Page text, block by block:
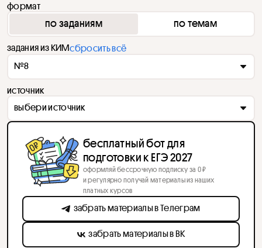
формат
по заданиям по темам
задания из КИМсбросить всё
№8
источник
выбери источник
бесплатный бот для
подготовки к ЕГЭ 2027
оформляй бессрочную подписку за 0 ₽
и регулярно получай материалы из наших
платных курсов
забрать материалы в Телеграм
забрать материалы в ВК